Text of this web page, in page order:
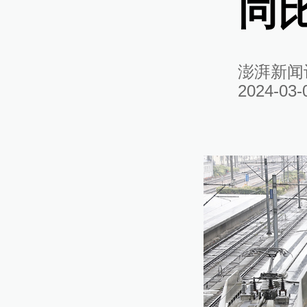
同
澎湃新
2024-